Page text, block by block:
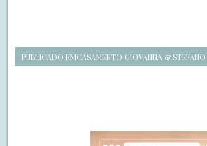
PUBLICADO EMCASAMENTO GIOVANNA & STEFANO
SIDEBAR